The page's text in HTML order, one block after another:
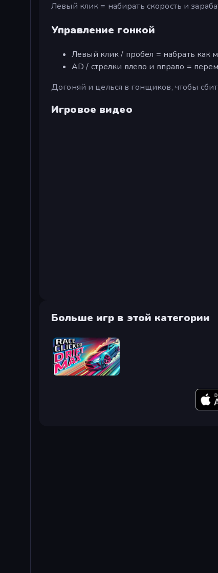
Левый клик = набирать скорость и
Управление гонкой
Левый клик / пробел = набрать как
AD / стрелки влево и вправо =
Догоняй и целься в гонщиков, чтобы
Игровое видео
Больше игр в этой категории
Race Clicker: Drift Max